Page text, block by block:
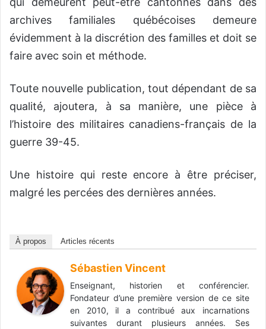
archives familiales québécoises demeure
évidemment à la discrétion des familles et doit se
faire avec soin et méthode.
Toute nouvelle publication, tout dépendant de sa
qualité, ajoutera, à sa manière, une pièce à
l’histoire des militaires canadiens-français de la
guerre 39-45.
Une histoire qui reste encore à être préciser,
malgré les percées des dernières années.
À propos Articles récents
Sébastien Vincent
Enseignant, historien et conférencier.
Fondateur d’une première version de ce site
en 2010, il a contribué aux incarnations
suivantes durant plusieurs années. Ses